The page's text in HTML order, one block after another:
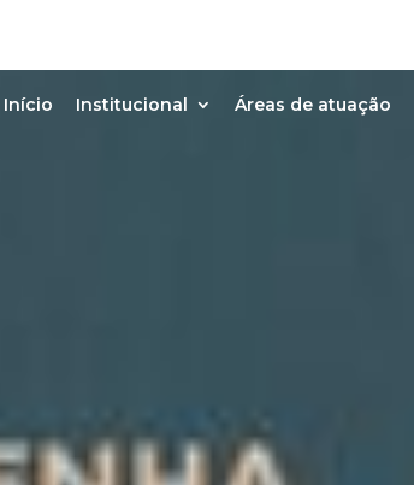
Início Institucional Áreas de atuação